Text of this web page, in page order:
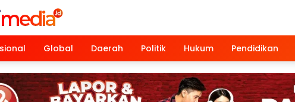
Global Daerah Politik Hukum Pendidikan